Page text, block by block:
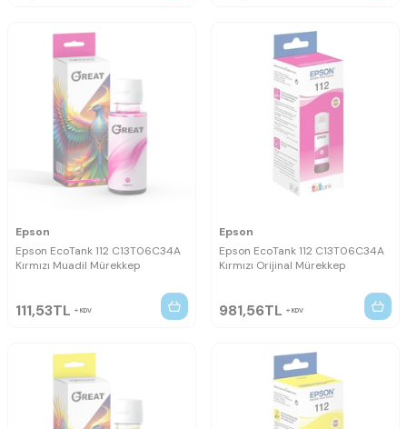
Epson
Epson EcoTank 112 C13T06C34A
Kırmızı Muadil Mürekkep
111,53TL KDV
Epson
Epson EcoTank 112 C13T06C34A
Kırmızı Orijinal Mürekkep
981,56TL KDV